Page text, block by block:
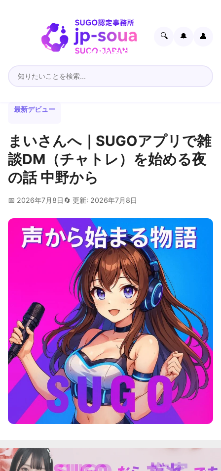
🔍 🔔 👤
最新デビュー
まいさんへ｜SUGOアプリで雑
談DM（チャトレ）を始める夜
の話 中野から
📅 2026年7月8日 🔄 更新: 2026年7月8日